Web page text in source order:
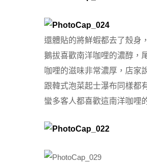
還體貼的將鮮蝦都去了殼身
鵝拔喜歡南洋咖哩的濃醇，
咖哩的滋味非常濃厚，店家
跟韓式泡菜起士瀑布同樣都
蠻多客人都喜歡這南洋咖哩